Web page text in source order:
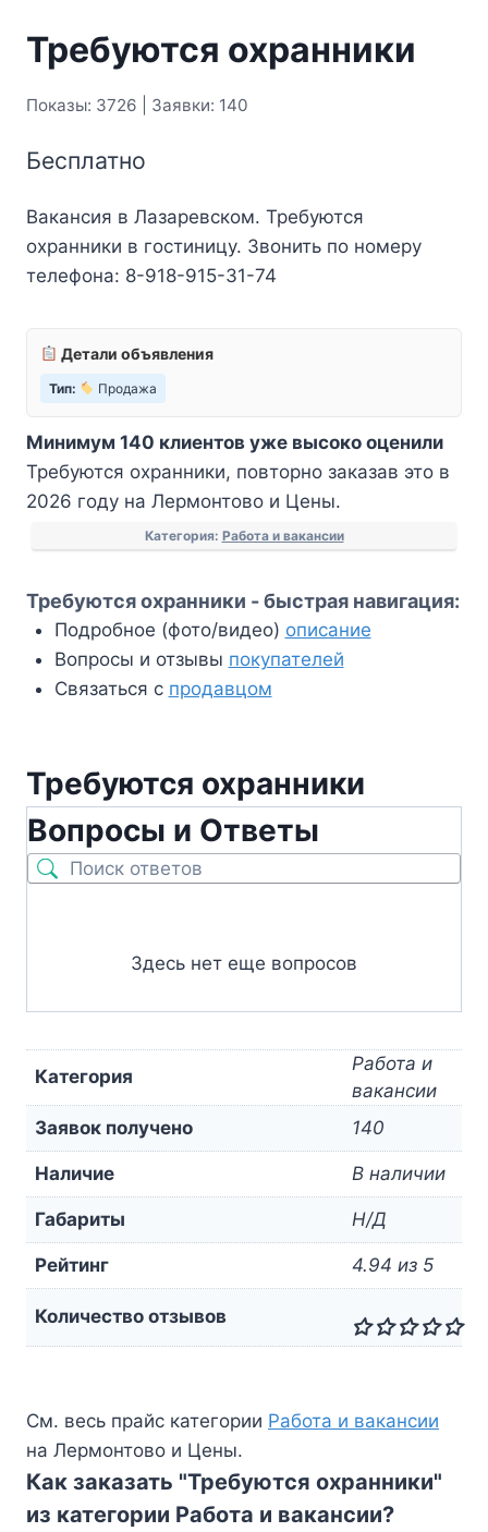
Требуются охранники
Показы: 3726 | Заявки: 140
Бесплатно
Вакансия в Лазаревском. Требуются
охранники в гостиницу. Звонить по номеру
телефона: 8-918-915-31-74
Детали объявления
Тип: Продажа
Минимум 140 клиентов уже высоко оценили
Требуются охранники, повторно заказав это в
2026 году на Лермонтово и Цены.
Категория: Работа и вакансии
Требуются охранники - быстрая навигация:
Подробное (фото/видео) описание
Вопросы и отзывы покупателей
Связаться с продавцом
Требуются охранники
Вопросы и Ответы
Здесь нет еще вопросов
Категория
Работа и
вакансии
Заявок получено
140
Наличие В наличии
Габариты Н/Д
Рейтинг 4.94 из 5
Количество отзывов
См. весь прайс категории Работа и вакансии
на Лермонтово и Цены.
Как заказать "Требуются охранники"
из категории Работа и вакансии?